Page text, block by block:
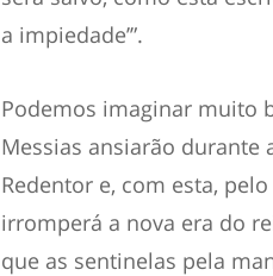
a impiedade’”.
Podemos imaginar muito
Messias ansiarão durante
Redentor e, com esta,
irromperá a nova era do
que as sentinelas pela